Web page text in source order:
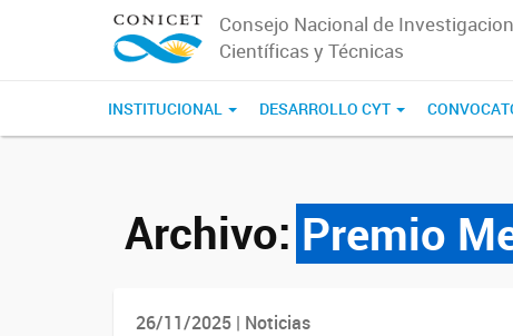
Consejo Nacional de
Científicas y Técnicas
INSTITUCIONAL DESARROLLO CYT
Archivo: Premio
26/11/2025 | Noticias